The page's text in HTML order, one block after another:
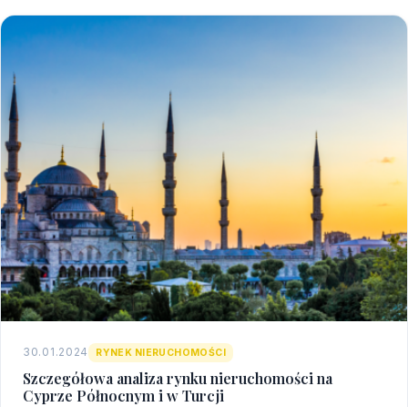
30.01.2024 RYNEK NIERUCHOMOŚCI
Szczegółowa analiza rynku nieruchomości na
Cyprze Północnym i w Turcji